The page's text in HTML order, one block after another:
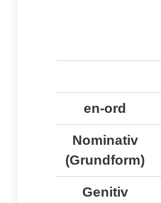
en-ord
Nominativ
(Grundform)
Genitiv